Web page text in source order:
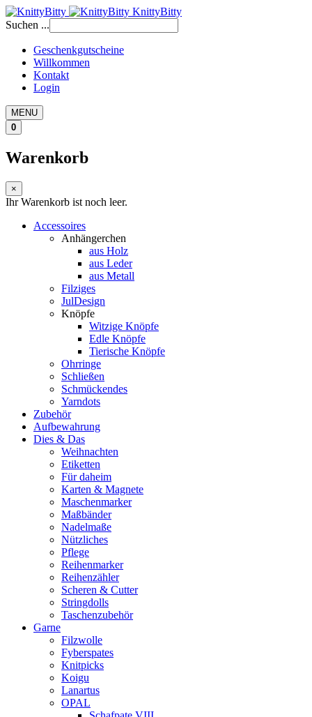
KnittyBitty
Suchen ...
Geschenkgutscheine
Willkommen
Kontakt
Login
MENU
0
Warenkorb
×
Ihr Warenkorb ist noch leer.
Accessoires
Anhängerchen
aus Holz
aus Leder
aus Metall
Filziges
JulDesign
Knöpfe
Witzige Knöpfe
Edle Knöpfe
Tierische Knöpfe
Ohrringe
Schließen
Schmückendes
Yarndots
Zubehör
Aufbewahrung
Dies & Das
Weihnachten
Etiketten
Für daheim
Karten & Magnete
Maschenmarker
Maßbänder
Nadelmaße
Nützliches
Pflege
Reihenmarker
Reihenzähler
Scheren & Cutter
Stringdolls
Taschenzubehör
Garne
Filzwolle
Fyberspates
Knitpicks
Koigu
Lanartus
OPAL